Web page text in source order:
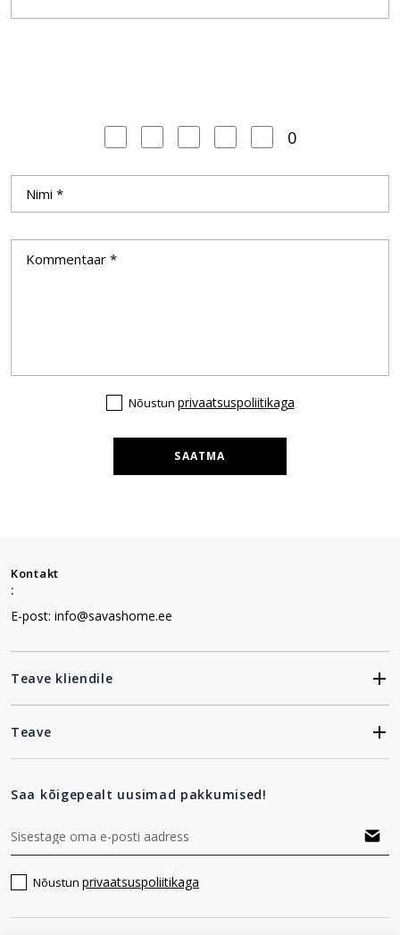
0
Nõustun privaatsuspoliitikaga
SAATMA
Kontakt
:
E-post: info@savashome.ee
Teave kliendile
Teave
Saa kõigepealt uusimad pakkumised!
Nõustun privaatsuspoliitikaga